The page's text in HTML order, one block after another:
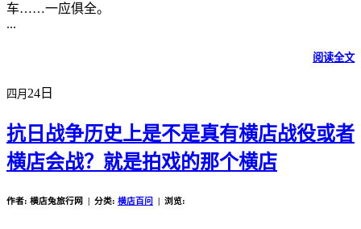
车……一应俱全。
...
阅读全文
四月 24日
抗日战争历史上是不是真有横店战役或者
横店会战？就是拍戏的那个横店
作者: 横店兔旅行网 | 分类: 横店百问 | 浏览: